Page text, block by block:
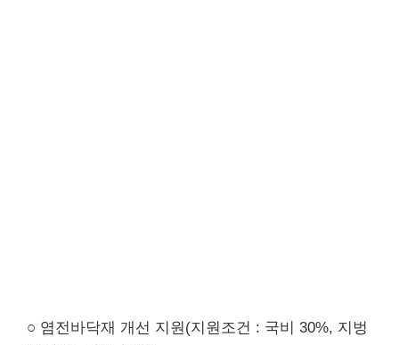
○ 염전바닥재 개선 지원(지원조건 : 국비 30%, 지벙